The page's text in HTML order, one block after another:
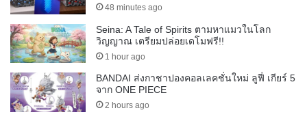
48 minutes ago
Seina: A Tale of Spirits ตามหาแมวในโลก
วิญญาณ เตรียมปล่อยเดโมฟรี!!
1 hour ago
BANDAI ส่งกาชาปองคอลเลคชั่นใหม่ ลูฟี่ เกียร์ 5
จาก ONE PIECE
2 hours ago